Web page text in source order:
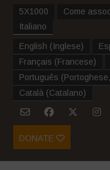
5X1000
Come
Italiano
English (Inglese)
Français (Francese)
Português (
Català (Catalano)
DONATE